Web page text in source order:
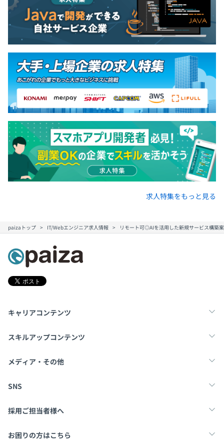
年間の個人目標を設定し、進捗や達成度合いによって評価
決定をする仕組みを運用しています。
昇給 ：年1回（1月）
社会保険完備（健康保険・厚生年金加入・雇用保険・労災
保険）
※関東ITソフトウェア健康保険組合加入
無期雇用
3カ月（条件などの変更はありません）求人特集をもっと見る
paizaトップ IT/Webエンジニア求人情報 リモート可◎AIを活用した新規サービス構築
キャリアコンテンツ
転職・キャリア
スキルアップコンテンツ
学習
メディア・その他
Tech Team Journal
SNS
X
採用ご担当者様へ
採用・教育をお考えの企業様へ
お困りの方はこちら